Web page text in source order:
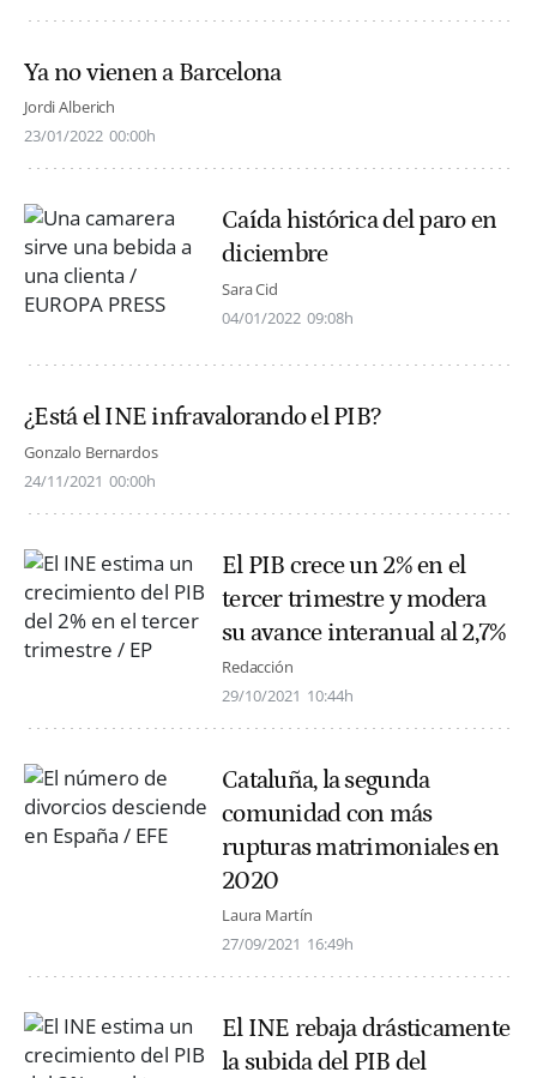
Ya no vienen a Barcelona
Jordi Alberich
23/01/2022 00:00h
Caída histórica del paro en
diciembre
Sara Cid
04/01/2022 09:08h
¿Está el INE infravalorando el PIB?
Gonzalo Bernardos
24/11/2021 00:00h
El PIB crece un 2% en el
tercer trimestre y modera
su avance interanual al 2,7%
Redacción
29/10/2021 10:44h
Cataluña, la segunda
comunidad con más
rupturas matrimoniales en
2020
Laura Martín
27/09/2021 16:49h
El INE rebaja drásticamente
la subida del PIB del